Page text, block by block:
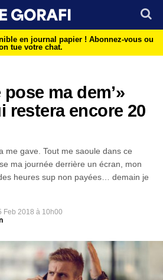
en journal papier ! Abonnez-vous ou
tue votre chat.
ma dem’»
restera encore 20
me gave. Tout me saoule dans ce
ma journée derrière un écran, mon
heures sup non payées… demain je
Feb 2018 à 10h00